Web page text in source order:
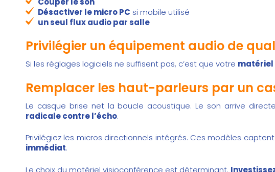
Désactiver le micro PC si mobile utilisé
un seul flux audio par salle
Privilégier un équipement audio de
Si les réglages logiciels ne suffisent pas, c’est que votre matériel
Remplacer les haut-parleurs par un
Le casque brise net la boucle acoustique. Le son arrive
radicale contre l’écho.
Privilégiez les micros directionnels intégrés. Ces modèles
immédiat.
Le choix du matériel visioconférence est déterminant.